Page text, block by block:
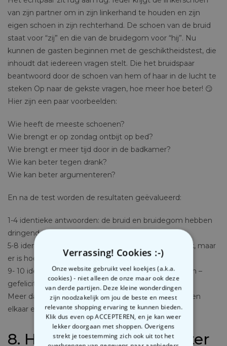
van zijn partner om in zijn linkerhand te houden en zijn
eigen schoen in zijn rechterhand. De schoen van de bruid
staat voor “zij” en die van de bruidegom voor “hij”. Nu
kunnen de gasten beginnen met de geschiktheidstest, die
inhoudt dat iedereen vragen stelt. Die het bruidspaar
beantwoord door de schoen van hem of haar in de lucht te
steken Op naar de gekste vragen, hoe meer hoe beter! 😏
Hier zijn een paar voorbeelden:
Wie heeft de meeste schoenen?
Wie brengt er op zondag ontbijt op bed?
Wie brengt er meer tijd door in de badkamer?
Wie kan beter tegen drank?
Wie kan beter argumenteren?
En na de test worden de resultaten geëvalueerd:
1-4 identieke antwoorden: de bruid en bruidegom hebben
dringend een huwelijkstherapeut nodig!
5-8 identieke antwoorden: Het is nog steeds moeilijk, maar
er is hoop
9- 10 identieke antwoorden: Goede startvoorwaarden –
gefeliciteerd!
Meer dan 10 dezelfde antwoorden: deze twee hebben
elkaar echt gevonden….
8. Het bal van Assepoester
Verrassing! Cookies :-)
Onze website gebruikt veel koekjes (a.k.a.
cookies) - niet alleen de onze maar ook deze
van derde partijen. Deze kleine wonderdingen
zijn noodzakelijk om jou de beste en meest
relevante shopping ervaring te kunnen bieden.
Klik dus even op ACCEPTEREN, en je kan weer
lekker doorgaan met shoppen. Overigens
strekt je toestemming zich ook uit tot het